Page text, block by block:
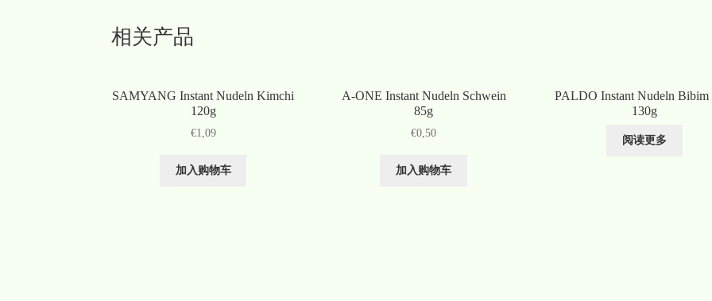
相关产品
SAMYANG Instant Nudeln Kimchi
120g
€1,09
加入购物车
A-ONE Instant Nudeln Schwein
85g
€0,50
加入购物车
PALDO Instant Nudeln Bibim
130g
阅读更多